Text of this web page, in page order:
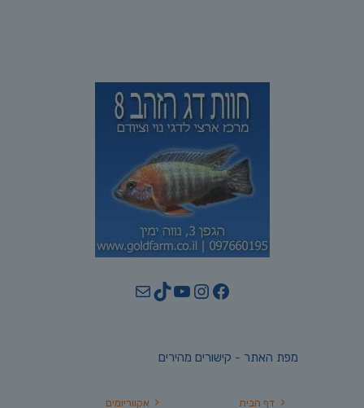
Facebook
Instagram
YouTube
TikTok
Mail
מפת האתר - קישורים מהירים
אקווריומים
דף הבית